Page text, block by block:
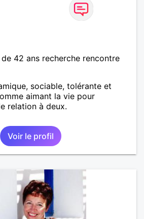
42 ans recherche rencontre
sociable, tolérante et
aimant la vie pour
relation à deux.
Voir le profil